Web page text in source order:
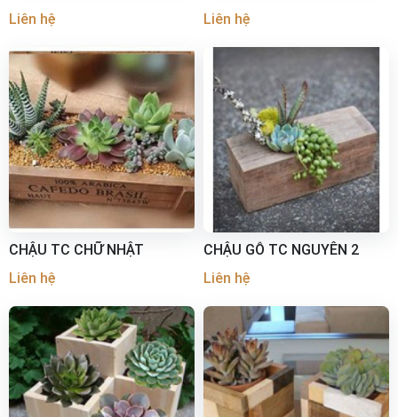
Liên hệ
Liên hệ
CHẬU TC CHỮ NHẬT
Liên hệ
CHẬU GỖ TC NGUYÊN 2
Liên hệ